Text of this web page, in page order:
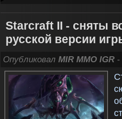
Starcraft II - сняты
русской версии
Опубликовал MIR MMO IGR -